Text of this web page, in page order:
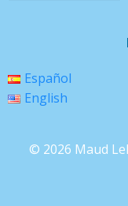
Español
English
© 2026 Maud